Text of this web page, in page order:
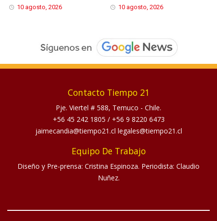
10 agosto, 2026 10 agosto, 2026
Contacto Tiempo 21
Pje. Viertel # 588, Temuco - Chile.
+56 45 242 1805 / +56 9 8220 6473
jaimecandia@tiempo21.cl legales@tiempo21.cl
Equipo De Trabajo
Diseño y Pre-prensa: Cristina Espinoza. Periodista: Claudio
Nuñez.